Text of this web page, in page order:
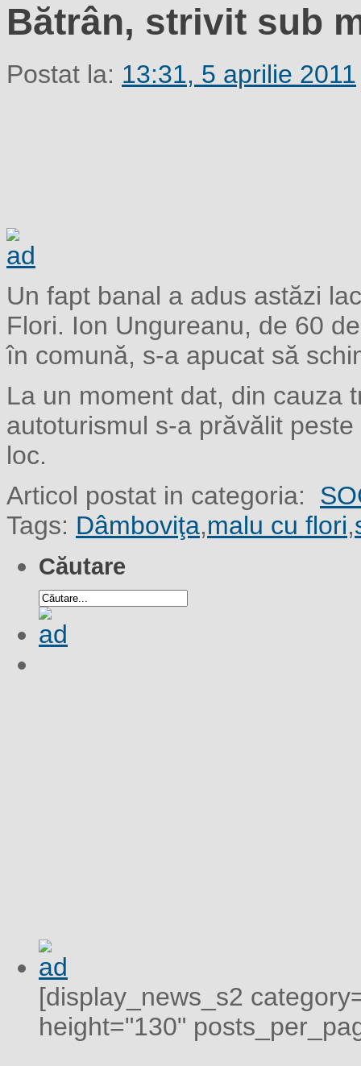
Bătrân, strivit sub
Postat la: 13:31, 5 aprilie 2011
Un fapt banal a adus astăzi
Flori. Ion Ungureanu, de 60
în comună, s-a apucat să
La un moment dat, din cauza
autoturismul s-a prăvălit
loc.
Articol postat in categoria:
Tags: Dâmboviţa,malu cu flori,
Căutare
[display_news_s2
height="130"